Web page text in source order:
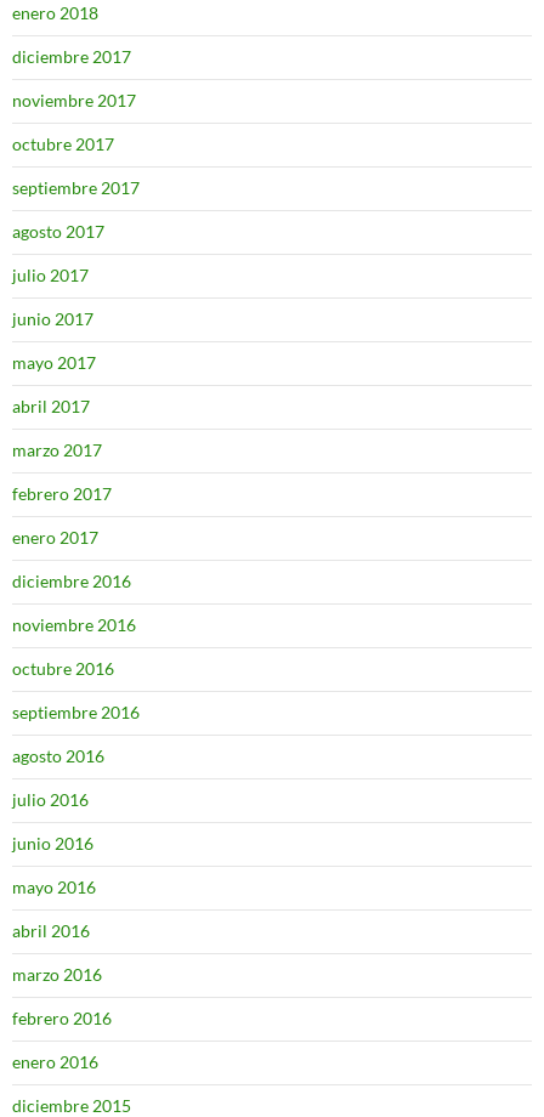
enero 2018
diciembre 2017
noviembre 2017
octubre 2017
septiembre 2017
agosto 2017
julio 2017
junio 2017
mayo 2017
abril 2017
marzo 2017
febrero 2017
enero 2017
diciembre 2016
noviembre 2016
octubre 2016
septiembre 2016
agosto 2016
julio 2016
junio 2016
mayo 2016
abril 2016
marzo 2016
febrero 2016
enero 2016
diciembre 2015